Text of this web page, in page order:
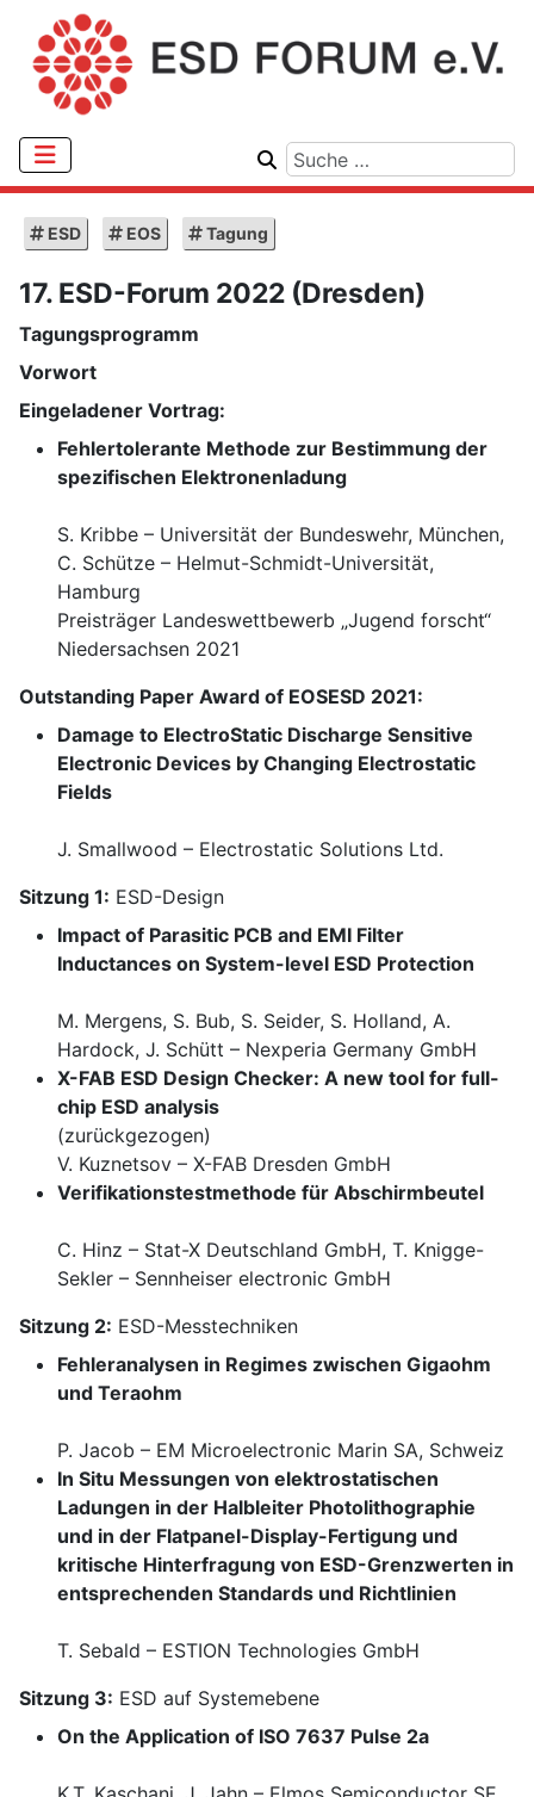
ESD EOS Tagung
17. ESD-Forum 2022 (Dresden)
Tagungsprogramm
Vorwort
Eingeladener Vortrag:
Fehlertolerante Methode zur Bestimmung der
spezifischen Elektronenladung
S. Kribbe – Universität der Bundeswehr, München,
C. Schütze – Helmut-Schmidt-Universität,
Hamburg
Preisträger Landeswettbewerb „Jugend forscht“
Niedersachsen 2021
Outstanding Paper Award of EOSESD 2021:
Damage to ElectroStatic Discharge Sensitive
Electronic Devices by Changing Electrostatic
Fields
J. Smallwood – Electrostatic Solutions Ltd.
Sitzung 1: ESD-Design
Impact of Parasitic PCB and EMI Filter
Inductances on System-level ESD Protection
M. Mergens, S. Bub, S. Seider, S. Holland, A.
Hardock, J. Schütt – Nexperia Germany GmbH
X-FAB ESD Design Checker: A new tool for full-
chip ESD analysis
(zurückgezogen)
V. Kuznetsov – X-FAB Dresden GmbH
Verifikationstestmethode für Abschirmbeutel
C. Hinz – Stat-X Deutschland GmbH, T. Knigge-
Sekler – Sennheiser electronic GmbH
Sitzung 2: ESD-Messtechniken
Fehleranalysen in Regimes zwischen Gigaohm
und Teraohm
P. Jacob – EM Microelectronic Marin SA, Schweiz
In Situ Messungen von elektrostatischen
Ladungen in der Halbleiter Photolithographie
und in der Flatpanel-Display-Fertigung und
kritische Hinterfragung von ESD-Grenzwerten in
entsprechenden Standards und Richtlinien
T. Sebald – ESTION Technologies GmbH
Sitzung 3: ESD auf Systemebene
On the Application of ISO 7637 Pulse 2a